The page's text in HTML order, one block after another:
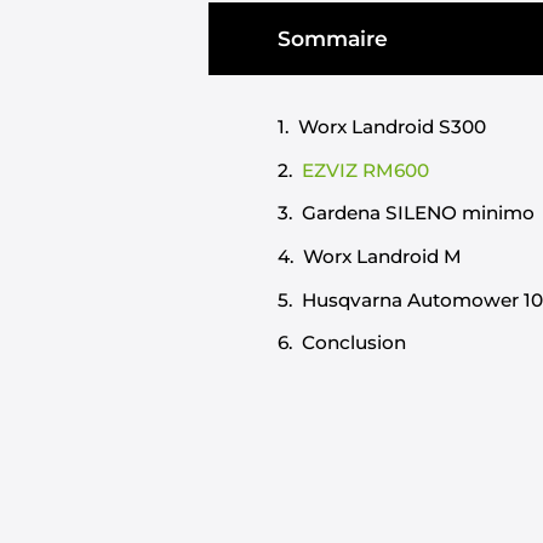
Sommaire
Worx Landroid S300
EZVIZ RM600
Gardena SILENO minimo
Worx Landroid M
Husqvarna Automower
Conclusion